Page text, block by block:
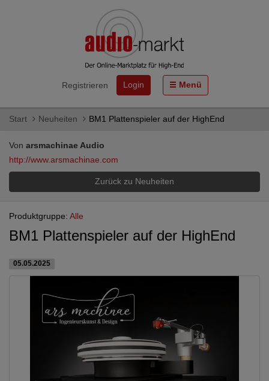
Registrieren Login Menü
Start Neuheiten BM1 Plattenspieler auf der HighEnd
Von arsmachinae Audio
http://www.arsmachinae.com
Zurück zu Neuheiten
Produktgruppe: Alle
BM1 Plattenspieler auf der HighEnd
05.05.2025